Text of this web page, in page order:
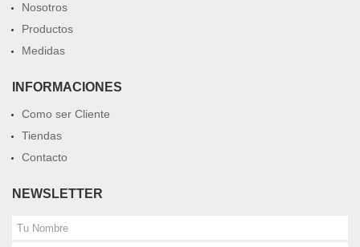
Nosotros
Productos
Medidas
INFORMACIONES
Como ser Cliente
Tiendas
Contacto
NEWSLETTER